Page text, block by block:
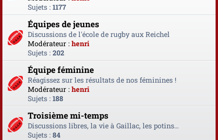
Sujets : 1177
Équipes de jeunes
Discussions de l'école de rugby aux Reichel
Modérateur : henri
Sujets : 202
Équipe féminine
Réagissez sur les résultats de nos féminines !
Modérateur : henri
Sujets : 188
Troisième mi-temps
Discussions libres, la vie à Gaillac, les potins...
Sujets : 84